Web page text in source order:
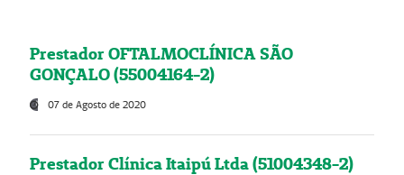
Prestador OFTALMOCLÍNICA SÃO
GONÇALO (55004164-2)
07 de Agosto de 2020
Prestador Clínica Itaipú Ltda (51004348-2)